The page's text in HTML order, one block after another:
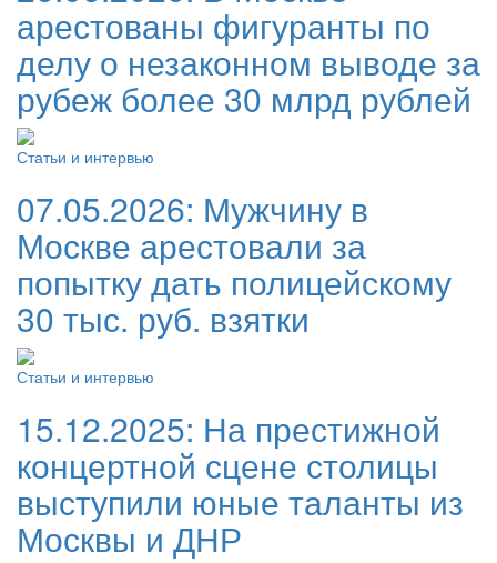
арестованы фигуранты по
делу о незаконном выводе за
рубеж более 30 млрд рублей
Статьи и интервью
07.05.2026: Мужчину в
Москве арестовали за
попытку дать полицейскому
30 тыс. руб. взятки
Статьи и интервью
15.12.2025: На престижной
концертной сцене столицы
выступили юные таланты из
Москвы и ДНР